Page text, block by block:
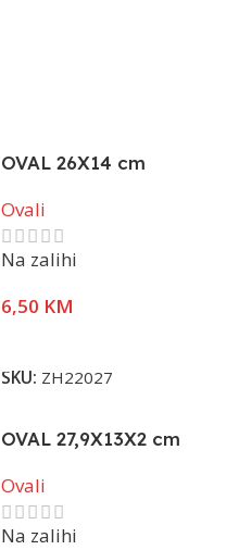
OVAL 26X14 cm
Ovali
Na zalihi
6,50 KM
SKU: ZH22027
OVAL 27,9X13X2 cm
Ovali
Na zalihi